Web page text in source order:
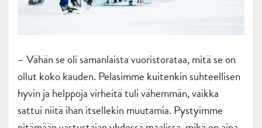
– Vähän se oli samanlaista vuoristorataa, mitä se on
ollut koko kauden. Pelasimme kuitenkin suhteellisen
hyvin ja helppoja virheitä tuli vähemmän, vaikka
sattui niitä ihan itsellekin muutamia. Pystyimme